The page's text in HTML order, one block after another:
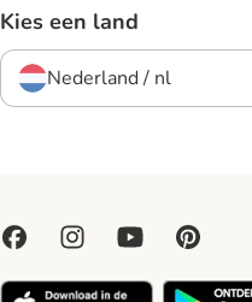
Kies een land
Nederland / nl